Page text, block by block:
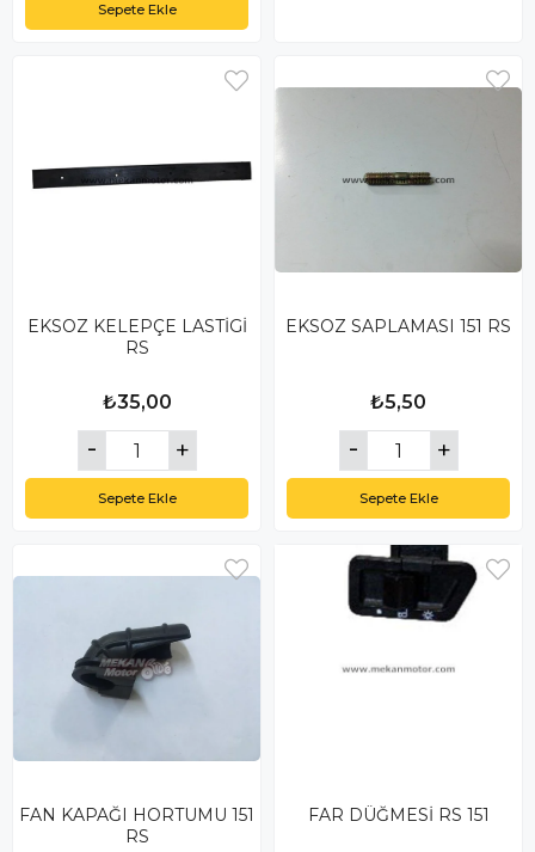
Sepete Ekle
EKSOZ KELEPÇE LASTİGİ
RS
₺35,00
Sepete Ekle
EKSOZ SAPLAMASI 151 RS
₺5,50
Sepete Ekle
FAN KAPAĞI HORTUMU 151
RS
FAR DÜĞMESİ RS 151